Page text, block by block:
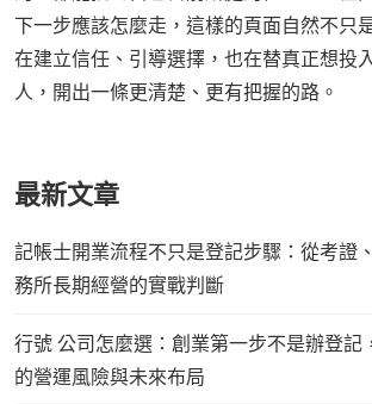
下一步應該怎麼走，這樣的頁面自然不只
在建立信任、引導選擇，也在替真正想投
人，開出一條更清楚、更有把握的路。
最新文章
記帳士開業流程不只是登記步驟：從考證
務所長期經營的實戰判斷
行號 公司怎麼選：創業第一步不是辦登記
的營運風險與未來布局